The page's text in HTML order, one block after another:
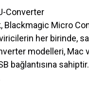
Blackmagic Micro
her birinde,
modelleri, Mac
bağlantısına